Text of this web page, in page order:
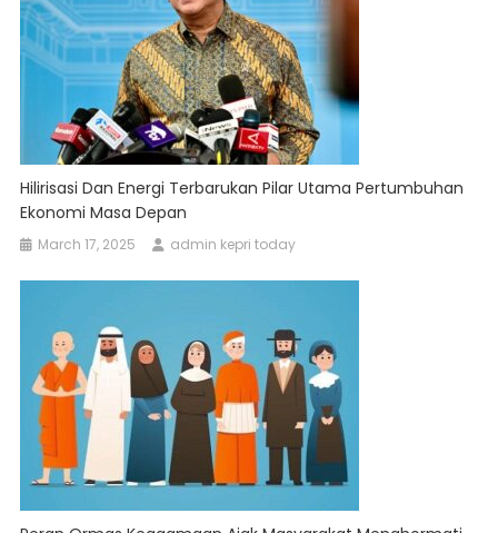
Hilirisasi Dan Energi Terbarukan Pilar Utama Pertumbuhan
Ekonomi Masa Depan
March 17, 2025 admin kepri today